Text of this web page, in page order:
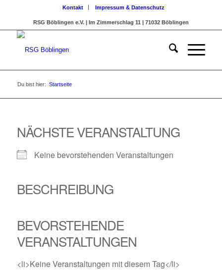
Kontakt Impressum & Datenschutz
RSG Böblingen e.V. | Im Zimmerschlag 11 | 71032 Böblingen
Du bist hier: Startseite
NÄCHSTE VERANSTALTUNG
Keine bevorstehenden Veranstaltungen
BESCHREIBUNG
BEVORSTEHENDE
VERANSTALTUNGEN
<li>Keine Veranstaltungen mit diesem Tag</li>